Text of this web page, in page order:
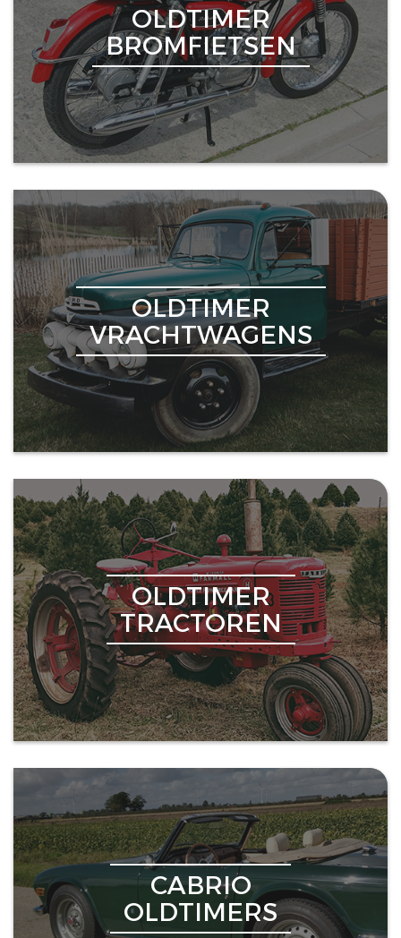
OLDTIMER
BROMFIETSEN
OLDTIMER
VRACHTWAGENS
OLDTIMER
TRACTOREN
CABRIO
OLDTIMERS